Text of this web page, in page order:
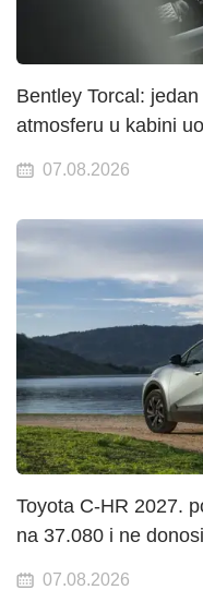
Bentley Torcal:
atmosferu u kabini
07.08.2026
Toyota C-HR 2027.
na 37.080 i ne
07.08.2026